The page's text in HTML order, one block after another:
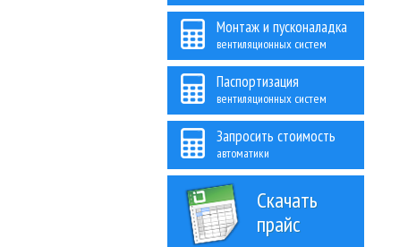
Монтаж и пусконаладка
вентиляционных систем
Паспортизация
вентиляционных систем
Запросить стоимость
автоматики
Скачать
прайс